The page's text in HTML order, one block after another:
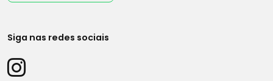
Siga nas redes sociais